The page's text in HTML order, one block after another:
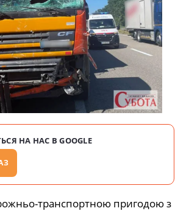
НА НАС В GOOGLE
транспортною пригодою з